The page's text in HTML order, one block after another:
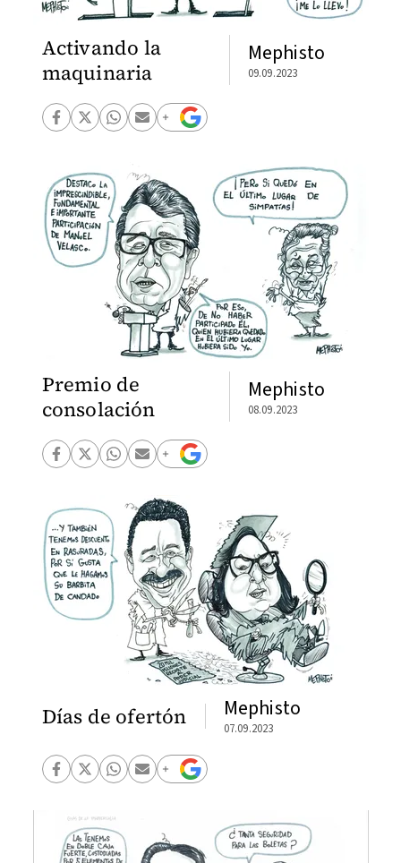
Activando la
maquinaria
Mephisto
09.09.2023
Premio de
consolación
Mephisto
08.09.2023
Días de ofertón Mephisto
07.09.2023